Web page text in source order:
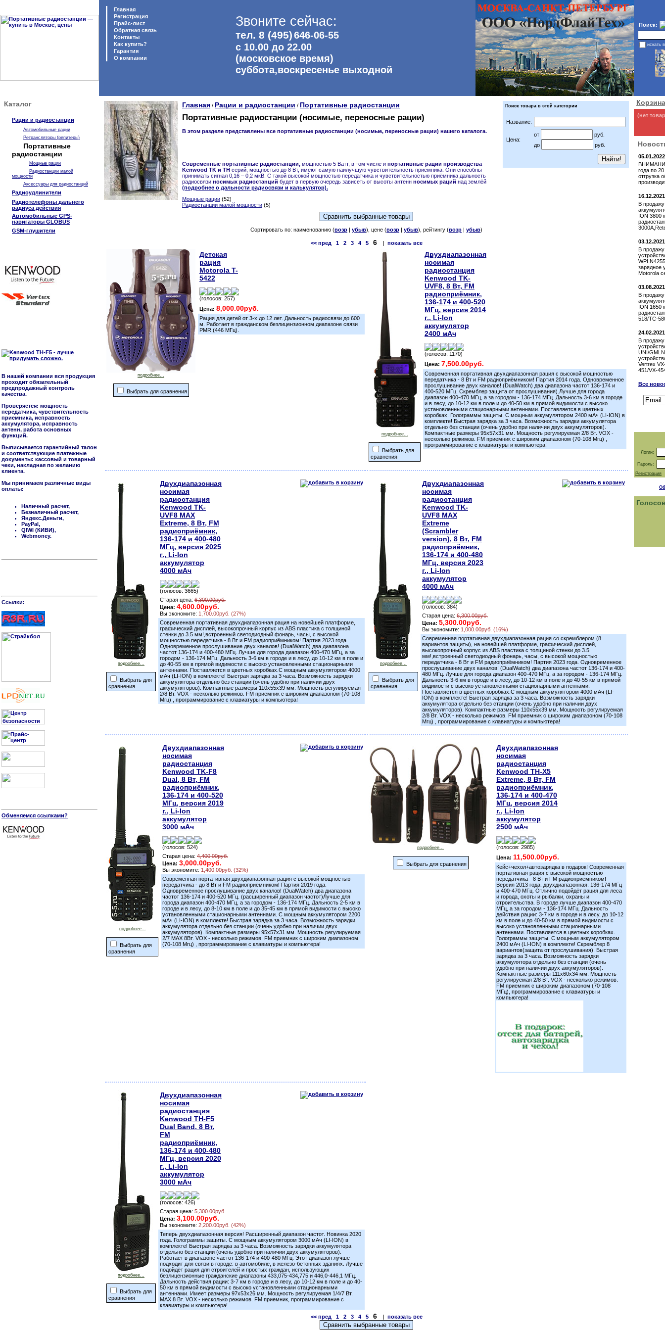
Главная
Регистрация
Прайс-лист
Обратная связь
Контакты
Как купить?
Гарантия
O компании
Звоните сейчас:
тел. 8 (495)646-06-55
с 10.00 до 22.00
(московское время)
суббота,воскресенье выходной
Поиск:
искать
Каталог
Рации и радиостанции
Автомобильные рации
Ретрансляторы (репитеры)
Портативные
радиостанции
Мощные рации
Радиостанции малой
мощности
Аксессуары для радиостанций
Радиоудлинители
Радиотелефоны дальнего
радиуса действия
Автомобильные GPS-
навигаторы GLOBUS
GSM-глушители
В нашей компании вся продукция
проходит обязательный
предпродажный контроль
качества.
Проверяется: мощность
передатчика, чувствительность
приемника, исправность
аккумулятора, исправность
антенн, работа основных
функций.
Выписывается гарантийный талон
и соответствующие платежные
документы: кассовый и товарный
чеки, накладная по желанию
клиента.
Мы принимаем различные виды
оплаты:
Наличный расчет,
Безналичный расчет,
Яндекс.Деньги,
PayPal,
QIWI (КИВИ),
Webmoney.
Cсылки:
Обменяемся ссылками?
Главная / Рации и радиостанции / Портативные радиостанции Поиск товара в этой категории
Название:
Цена:
от
руб.
до
руб.
Портативные радиостанции (носимые, переносные рации)
В этом разделе представлены все портативные радиостанции (носимые, переносные рации) нашего каталога.
Современные портативные радиостанции, мощностью 5 Ватт, в том числе и портативные рации производства
Kenwood TK и TH серий, мощностью до 8 Вт, имеют самую наилучшую чувствительность приёмника. Они способны
принимать сигнал 0,16 – 0,2 мкВ. С такой высокой мощностью передатчика и чувствительностью приёмника дальность
радиосвязи носимых радиостанций будет в первую очередь зависеть от высоты антенн носимых раций над землёй
(подробнее о дальности радиосвязи и калькулятор).
Мощные рации (52)
Радиостанции малой мощности (5)
Сортировать по: наименованию (возр | убыв), цене (возр | убыв), рейтингу (возр | убыв)
<< пред 1 2 3 4 5 6| показать все
подробнее...
Выбрать для сравнения
Детская
рация
Motorola T-
5422
(голосов: 257)
Цена: 8,000.00руб.
Рация для детей от 3-х до 12 лет. Дальность радиосвязи до 600
м. Работает в гражданском безлицензионном диапазоне связи
PMR (446 МГц).
подробнее...
Выбрать для
сравнения
Двухдиапазонная
носимая
радиостанция
Kenwood TK-
UVF8, 8 Вт, FM
радиоприёмник,
136-174 и 400-520
МГц, версия 2014
г., Li-Ion
аккумулятор
2400 мАч
(голосов: 1170)
Цена: 7,500.00руб.
Современная портативная двухдиапазонная рация с высокой мощностью
передатчика - 8 Вт и FM радиоприёмником! Партия 2014 года. Одновременное
прослушивание двух каналов! (DualWatch) два диапазона частот 136-174 и
400-520 МГц. Скремблер защита от прослушивания).Лучше для города
диапазон 400-470 МГц, а за городом - 136-174 МГц. Дальность 3-6 км в городе
и в лесу, до 10-12 км в поле и до 40-50 км в прямой видимости с высоко
установленными стационарными антеннами. Поставляется в цветных
коробках. Голограммы защиты. С мощным аккумулятором 2400 мАч (LI-ION) в
комплекте! Быстрая зарядка за 3 часа. Возможность зарядки аккумулятора
отдельно без станции (очень удобно при наличии двух аккумуляторов).
Компактные размеры 95x57x31 мм. Мощность регулируемая 2/8 Вт. VOX -
несколько режимов. FM приемник с широким диапазоном (70-108 Мгц) ,
программирование с клавиатуры и компьютера!
подробнее...
Выбрать для
сравнения
Двухдиапазонная
носимая
радиостанция
Kenwood TK-
UVF8 MAX
Extreme, 8 Вт, FM
радиоприёмник,
136-174 и 400-480
МГц, версия 2025
г., Li-Ion
аккумулятор
4000 мАч
(голосов: 3665)
Старая цена: 6,300.00руб.
Цена: 4,600.00руб.
Вы экономите: 1,700.00руб. (27%)
Современная портативная двухдиапазонная рация на новейшей платформе,
графический дисплей, высокопрочный корпус из ABS пластика с толщиной
стенки до 3.5 мм!,встроенный светодиодный фонарь, часы, с высокой
мощностью передатчика - 8 Вт и FM радиоприёмником! Партия 2023 года.
Одновременное прослушивание двух каналов! (DualWatch) два диапазона
частот 136-174 и 400-480 МГц. Лучше для города диапазон 400-470 МГц, а за
городом - 136-174 МГц. Дальность 3-6 км в городе и в лесу, до 10-12 км в поле и
до 40-55 км в прямой видимости с высоко установленными стационарными
антеннами. Поставляется в цветных коробках.С мощным аккумулятором 4000
мАч (LI-ION) в комплекте! Быстрая зарядка за 3 часа. Возможность зарядки
аккумулятора отдельно без станции (очень удобно при наличии двух
аккумуляторов). Компактные размеры 110x55x39 мм. Мощность регулируемая
2/8 Вт. VOX - несколько режимов. FM приемник с широким диапазоном (70-108
Мгц) , программирование с клавиатуры и компьютера!
подробнее...
Выбрать для
сравнения
Двухдиапазонная
носимая
радиостанция
Kenwood TK-
UVF8 MAX
Extreme
(Scrambler
version), 8 Вт, FM
радиоприёмник,
136-174 и 400-480
МГц, версия 2023
г., Li-Ion
аккумулятор
4000 мАч
(голосов: 384)
Старая цена: 6,300.00руб.
Цена: 5,300.00руб.
Вы экономите: 1,000.00руб. (16%)
Современная портативная двухдиапазонная рация cо скремблером (8
вариантов защиты), на новейшей платформе, графический дисплей,
высокопрочный корпус из ABS пластика с толщиной стенки до 3.5
мм!,встроенный светодиодный фонарь, часы, с высокой мощностью
передатчика - 8 Вт и FM радиоприёмником! Партия 2023 года. Одновременное
прослушивание двух каналов! (DualWatch) два диапазона частот 136-174 и 400-
480 МГц. Лучше для города диапазон 400-470 МГц, а за городом - 136-174 МГц.
Дальность 3-6 км в городе и в лесу, до 10-12 км в поле и до 40-55 км в прямой
видимости с высоко установленными стационарными антеннами.
Поставляется в цветных коробках.С мощным аккумулятором 4000 мАч (LI-
ION) в комплекте! Быстрая зарядка за 3 часа. Возможность зарядки
аккумулятора отдельно без станции (очень удобно при наличии двух
аккумуляторов). Компактные размеры 110x55x39 мм. Мощность регулируемая
2/8 Вт. VOX - несколько режимов. FM приемник с широким диапазоном (70-108
Мгц) , программирование с клавиатуры и компьютера!
подробнее...
Выбрать для
сравнения
Двухдиапазонная
носимая
радиостанция
Kenwood TK-F8
Dual, 8 Вт, FM
радиоприёмник,
136-174 и 400-520
МГц, версия 2019
г., Li-Ion
аккумулятор
3000 мАч
(голосов: 524)
Старая цена: 4,400.00руб.
Цена: 3,000.00руб.
Вы экономите: 1,400.00руб. (32%)
Современная портативная двухдиапазонная рация с высокой мощностью
передатчика - до 8 Вт и FM радиоприёмником! Партия 2019 года.
Одновременное прослушивание двух каналов! (DualWatch) два диапазона
частот 136-174 и 400-520 МГц. (расширенный диапазон частот)Лучше для
города диапазон 400-470 МГц, а за городом - 136-174 МГц. Дальность 2-5 км в
городе и в лесу, до 8-10 км в поле и до 35-45 км в прямой видимости с высоко
установленными стационарными антеннами. С мощным аккумулятором 2200
мАч (LI-ION) в комплекте! Быстрая зарядка за 3 часа. Возможность зарядки
аккумулятора отдельно без станции (очень удобно при наличии двух
аккумуляторов). Компактные размеры 95x57x31 мм. Мощность регулируемая
2/7 MAX 8Вт. VOX - несколько режимов. FM приемник с широким диапазоном
(70-108 Мгц) , программирование с клавиатуры и компьютера!
подробнее...
Выбрать для сравнения
Двухдиапазонная
носимая
радиостанция
Kenwood TH-X5
Extreme, 8 Вт, FM
радиоприёмник,
136-174 и 400-470
МГц, версия 2014
г., Li-Ion
аккумулятор
2500 мАч
(голосов: 2985)
Цена: 11,500.00руб.
Кейс+чехол+автозарядка в подарок! Современная
портативная рация с высокой мощностью
передатчика - 8 Вт и FM радиоприёмником!
Версия 2013 года. двухдиапазонная: 136-174 МГц
и 400-470 МГц. Отлично подойдёт рация для леса
и города, охоты и рыбалки, охраны и
строительства. В городе лучше диапазон 400-470
МГц, а за городом - 136-174 МГц. Дальность
действия рации: 3-7 км в городе и в лесу, до 10-12
км в поле и до 40-50 км в прямой видимости с
высоко установленными стационарными
антеннами. Поставляется в цветных коробках.
Голограммы защиты. С мощным аккумулятором
2400 мАч (LI-ION) в комплекте! Скремблер 8
вариантов(защита от прослушивания). Быстрая
зарядка за 3 часа. Возможность зарядки
аккумулятора отдельно без станции (очень
удобно при наличии двух аккумуляторов).
Компактные размеры 111x60x34 мм. Мощность
регулируемая 2/8 Вт. VOX - несколько режимов.
FM приемник с широким диапазоном (70-108
МГц), программирование с клавиатуры и
компьютера!
подробнее...
Выбрать для
сравнения
Двухдиапазонная
носимая
радиостанция
Kenwood TH-F5
Dual Band, 8 Вт,
FM
радиоприёмник,
136-174 и 400-480
МГц, версия 2020
г., Li-Ion
аккумулятор
3000 мАч
(голосов: 426)
Старая цена: 5,300.00руб.
Цена: 3,100.00руб.
Вы экономите: 2,200.00руб. (42%)
Теперь двухдиапазонная версия! Расширенный диапазон частот. Новинка 2020
года. Голограммы защиты. С мощным аккумулятором 3000 мАч (LI-ION) в
комплекте! Быстрая зарядка за 3 часа. Возможность зарядки аккумулятора
отдельно без станции (очень удобно при наличии двух аккумуляторов).
Работает в диапазоне частот 136-174 и 400-480 МГц. Этот диапазон лучше
подходит для связи в городе: в автомобиле, в железо-бетонных зданиях. Лучше
подойдёт рация для строителей и простых граждан, использующих
безлицензионные гражданские диапазоны 433,075-434,775 и 446,0-446,1 МГц.
Дальность действия рации: 3-7 км в городе и в лесу, до 10-12 км в поле и до 40-
50 км в прямой видимости с высоко установленными стационарными
антеннами. Имеет размеры 97x53x26 мм. Мощность регулируемая 1/4/7 Вт.
MAX 8 Вт. VOX - несколько режимов. FM приемник, программирование с
клавиатуры и компьютера!
<< пред
1 2 3 4 5 6| показать все
Корзина
(нет
05.01.2022
года по
отгрузка
16.12.2021
В
ION 3800
03.12.2021
В продажу
зарядное
Motorola
03.08.2021
В
ION 1650
518/TC-
24.02.2021
В продажу
UNI/
Vertrex
451/VX-
Все
Логин:
Пароль:
Регистрация